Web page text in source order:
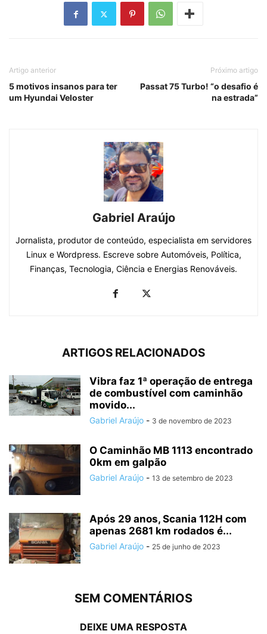
Artigo anterior
5 motivos insanos para ter
um Hyundai Veloster
Próximo artigo
Passat 75 Turbo! “o desafio é
na estrada”
Gabriel Araújo
Jornalista, produtor de conteúdo, especialista em servidores
Linux e Wordpress. Escreve sobre Automóveis, Política,
Finanças, Tecnologia, Ciência e Energias Renováveis.
ARTIGOS RELACIONADOS
Vibra faz 1ª operação de entrega
de combustível com caminhão
movido...
Gabriel Araújo - 3 de novembro de 2023
O Caminhão MB 1113 encontrado
0km em galpão
Gabriel Araújo - 13 de setembro de 2023
Após 29 anos, Scania 112H com
apenas 2681 km rodados é...
Gabriel Araújo - 25 de junho de 2023
SEM COMENTÁRIOS
DEIXE UMA RESPOSTA